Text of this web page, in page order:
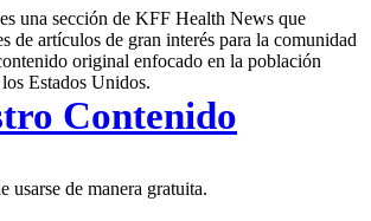
una sección de KFF Health News que
de artículos de gran interés para la comunidad
original enfocado en la población
Estados Unidos.
Contenido
usarse de manera gratuita.